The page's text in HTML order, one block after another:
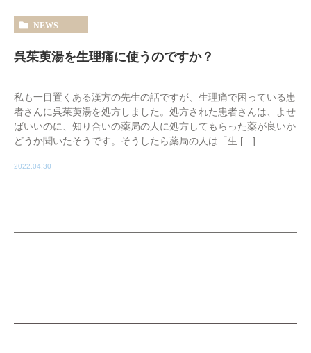
NEWS
呉茱萸湯を生理痛に使うのですか？
私も一目置くある漢方の先生の話ですが、生理痛で困っている患
者さんに呉茱萸湯を処方しました。処方された患者さんは、よせ
ばいいのに、知り合いの薬局の人に処方してもらった薬が良いか
どうか聞いたそうです。そうしたら薬局の人は「生 […]
2022.04.30